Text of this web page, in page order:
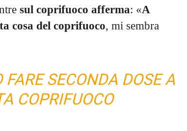
sul coprifuoco afferma: «A
cosa del coprifuoco, mi sembra
SECONDA DOSE A
COPRIFUOCO